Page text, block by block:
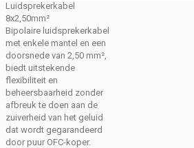
Luidsprekerkabel
8x2,50mm²
Bipolaire luidsprekerkabel
met enkele mantel en een
doorsnede van 2,50 mm²,
biedt uitstekende
flexibiliteit en
beheersbaarheid zonder
afbreuk te doen aan de
zuiverheid van het geluid
dat wordt gegarandeerd
door puur OFC-koper.